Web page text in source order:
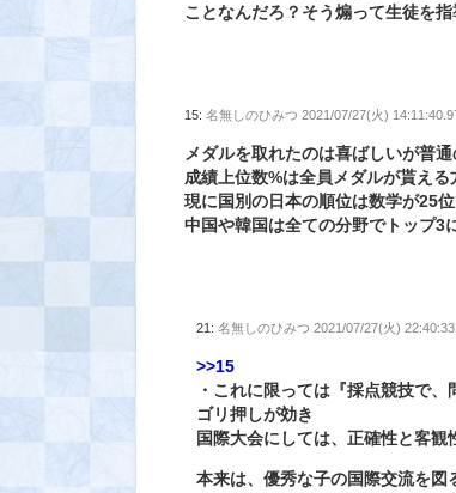
ことなんだろ？そう煽って生徒を指
15:名無しのひみつ 2021/07/27(火)
メダルを取れたのは喜ばしいが普
成績上位数%は全員メダルが貰え
現に国別の日本の順位は数学が25
中国や韓国は全ての分野でトップ3
21:名無しのひみつ 2021/07/27(火)
>>15
・これに限っては『採点競技で
ゴリ押しが効き
国際大会にしては、正確性と客
本来は、優秀な子の国際交流を図